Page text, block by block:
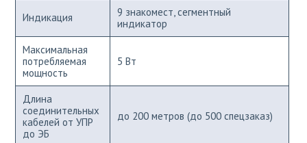
Индикация
9 знакомест, сегментный
индикатор
Максимальная
потребляемая
мощность
5 Вт
Длина
соединительных
кабелей от УПР
до ЭБ
до 200 метров (до 500 спецзаказ)